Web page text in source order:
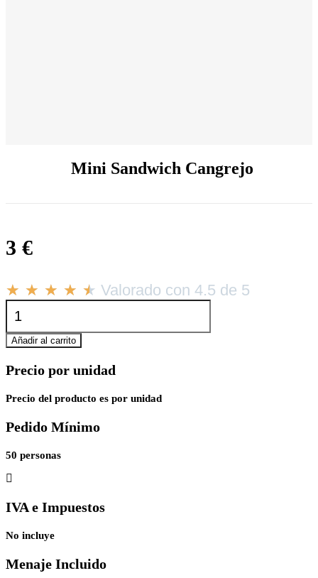
Mini Sandwich Cangrejo
3 €
★ ★ ★ ★ ★ Valorado con 4.5 de 5
Mini
Sandwich
Cangrejo
cantidad
Añadir al carrito
Precio por unidad
Precio del producto es por unidad
Pedido Mínimo
50 personas
IVA e Impuestos
No incluye
Menaje Incluido